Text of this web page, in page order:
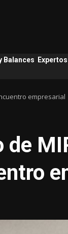
Balances Expertos
empresarial